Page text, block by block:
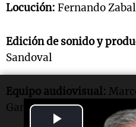
Locución: Fernando
Edición de sonido y
Sandoval
Equipo audiovisual:
Gamarra